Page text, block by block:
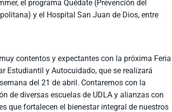
el programa Quédate (Prevención del
y el Hospital San Juan de Dios, entre
contentos y expectantes con la próxima Feria
Estudiantil y Autocuidado, que se realizará
del 21 de abril. Contaremos con la
de diversas escuelas de UDLA y alianzas con
que fortalecen el bienestar integral de nuestros